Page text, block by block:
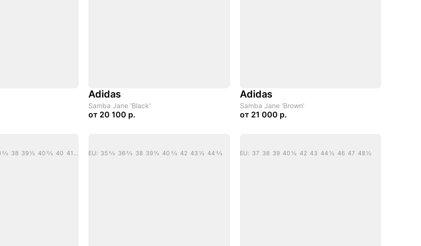
Adidas
Samba Jane 'Black'
от 20 100 р.
Adidas
Samba Jane 'Brown'
от21 000 р.
EU: 36 2/3 36 37 1/3 38 2/3 38 39 1/3 40 2/3 40 41 1/3 42 2/3 EU: 35 2/3 36 2/3 38 39 1/3 40 2/3 42 43 1/3 44 2/3 EU: 37 38 39 40 1/2 42 43 44 1/2 46 47 48 1/2